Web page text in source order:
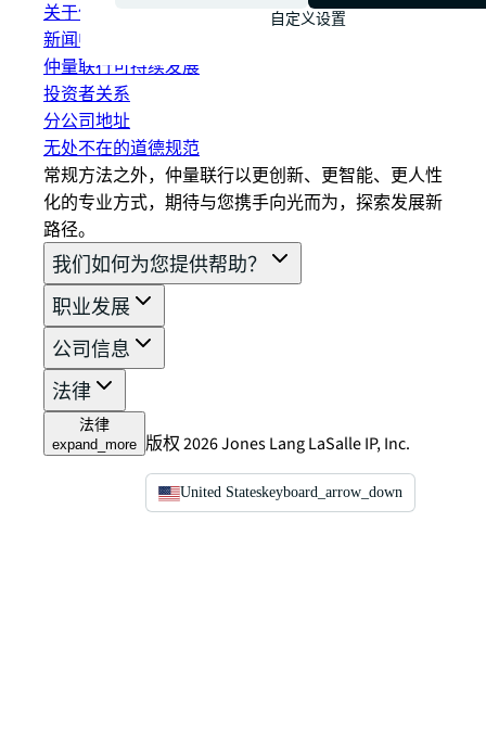
关于仲量联行
新闻中心
仲量联行可持续发展
投资者关系
分公司地址
无处不在的道德规范
常规方法之外，仲量联行以更创新、更智能、更人性
化的专业方式，期待与您携手向光而为，探索发展新
路径。
我们如何为您提供帮助？
职业发展
公司信息
法律
法律
expand_more 版权 2026 Jones Lang LaSalle IP, Inc.
United Stateskeyboard_arrow_down
自定义设置